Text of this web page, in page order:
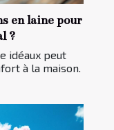
en laine pour
?
idéaux peut
à la maison.